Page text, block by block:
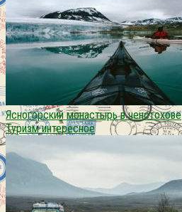
Ясногорский монастырь в ченстохове
Туризм интересное